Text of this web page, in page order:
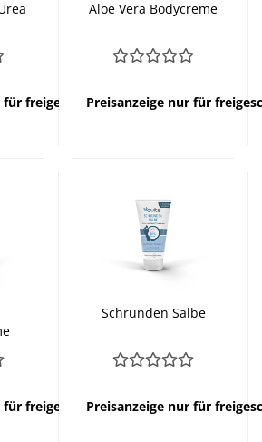
für freigeschaltete Kunden
Aloe Vera Bodycreme
Preisanzeige nur für
für freigeschaltete Kunden
Schrunden Salbe
Preisanzeige nur für